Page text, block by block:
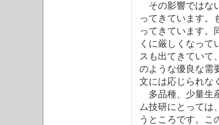
その影響ではな
ってきています。
ってきています。
くに厳しくなって
スも出てきていて
のような優良な需
文には応じられな
多品種、少量生
ム技研にとっては
うところです。こ